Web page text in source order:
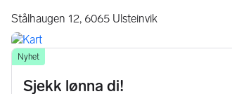
Stålhaugen 12, 6065 Ulsteinvik